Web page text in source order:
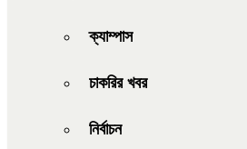
ক্যাম্পাস
চাকরির খবর
নির্বাচন